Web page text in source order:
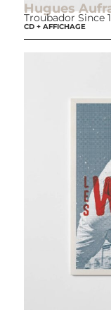
Hugues
Troubador Since
CD + AFFICHAGE